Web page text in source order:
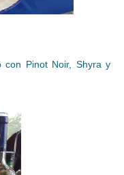
con Pinot Noir, Shyra y